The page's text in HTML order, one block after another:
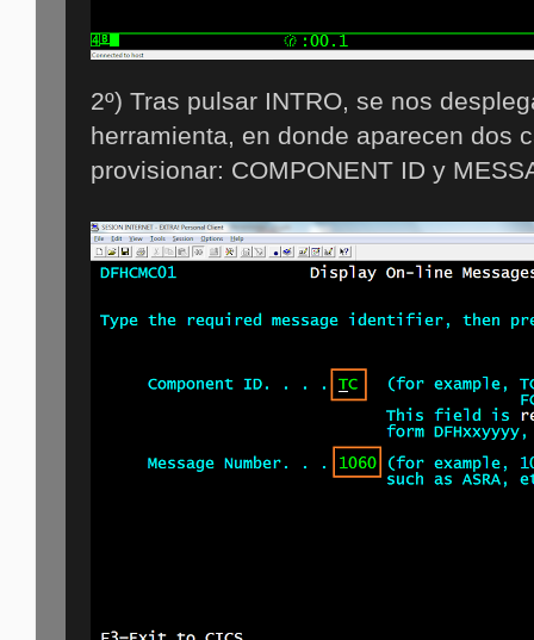
2º) Tras pulsar INTRO, se nos
herramienta, en donde aparecen dos
provisionar: COMPONENT ID y